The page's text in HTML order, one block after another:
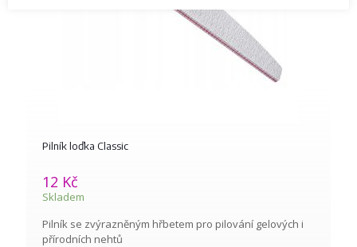
Pilník loďka Classic
12 Kč
Skladem
Pilník se zvýrazněným hřbetem pro pilování gelových i
přírodních nehtů